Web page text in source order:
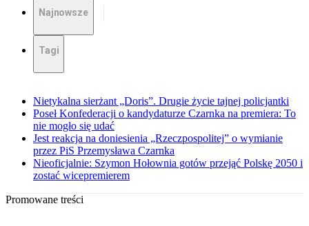
Najnowsze
Tagi
Nietykalna sierżant „Doris”. Drugie życie tajnej policjantki
Poseł Konfederacji o kandydaturze Czarnka na premiera: To
nie mogło się udać
Jest reakcja na doniesienia „Rzeczpospolitej” o wymianie
przez PiS Przemysława Czarnka
Nieoficjalnie: Szymon Hołownia gotów przejąć Polskę 2050 i
zostać wicepremierem
Promowane treści